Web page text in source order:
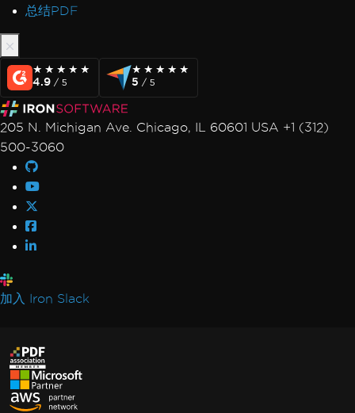
总结PDF
★★★★★
★★★★★
4.9 / 5
★★★★★
★★★★★
5 / 5
205 N. Michigan Ave. Chicago, IL 60601 USA +1 (312)
500-3060
加入 Iron Slack